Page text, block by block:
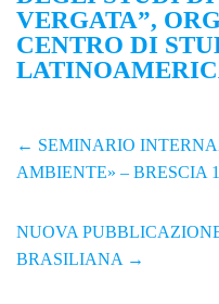
VERGATA”,
CENTRO DI
← SEMINARIO
AMBIENTE» – BRESCIA
NUOVA
BRASILIANA →